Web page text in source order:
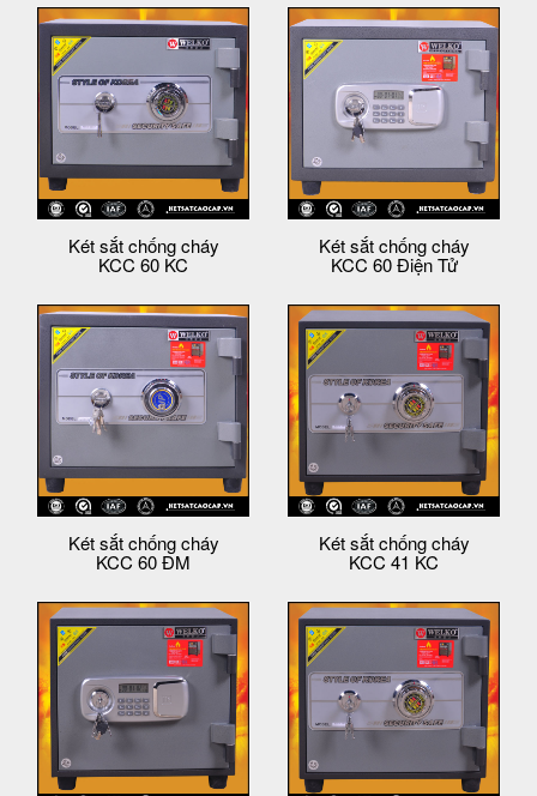
Két sắt chống cháy
KCC 60 KC
Két sắt chống cháy
KCC 60 Điện Tử
Két sắt chống cháy
KCC 60 ĐM
Két sắt chống cháy
KCC 41 KC